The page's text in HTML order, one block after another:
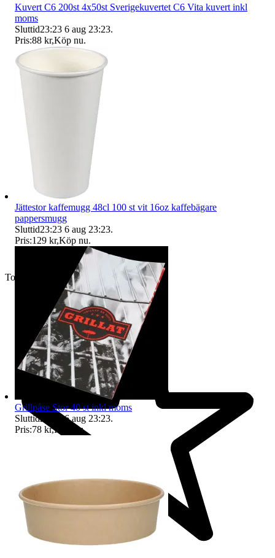
Toppsäljare
Kuvert C6 200st 4x50st Sverigekuvertet C6 Vita kuvert inkl
moms
Sluttid23:23 6 aug 23:23.
Pris:88 kr,Köp nu.
Jättestor kaffemugg 48cl 100 st vit 16oz kaffebägare
pappersmugg
Sluttid23:23 6 aug 23:23.
Pris:129 kr,Köp nu.
Grillpåse Stor 40 st inkl moms
Sluttid23:23 6 aug 23:23.
Pris:78 kr,Köp nu.